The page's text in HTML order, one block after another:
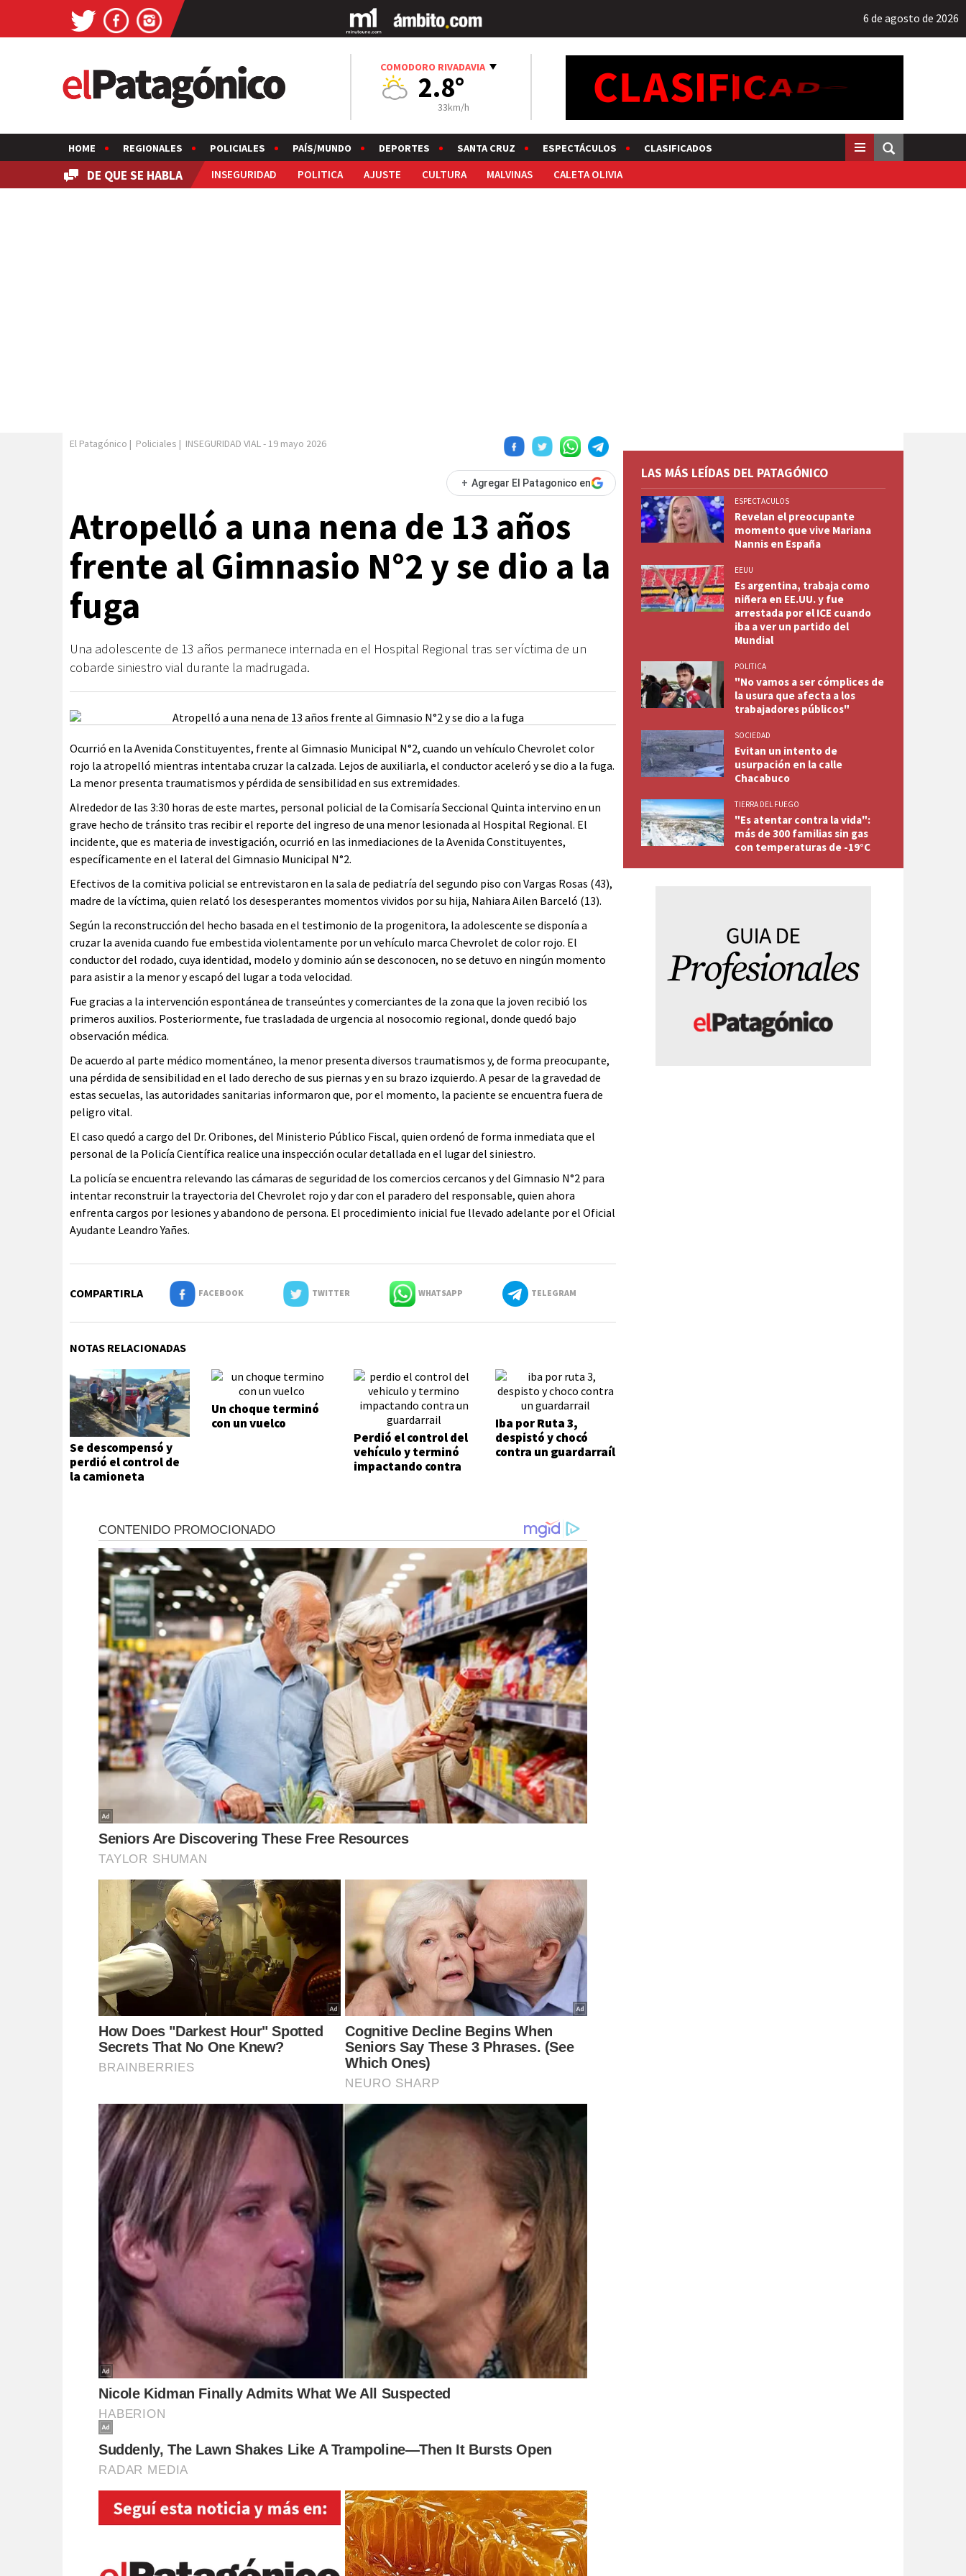
6 de agosto de 2026
COMODORO RIVADAVIA
2.8°
33km/h
HOME REGIONALES POLICIALES PAÍS/MUNDO DEPORTES SANTA CRUZ ESPECTÁCULOS CLASIFICADOS
DE QUE SE HABLA INSEGURIDAD POLITICA AJUSTE CULTURA MALVINAS CALETA OLIVIA
El Patagónico | Policiales | INSEGURIDAD VIAL- 19 mayo 2026
+ Agregar El Patagonico en
Atropelló a una nena de 13 años
frente al Gimnasio N°2 y se dio a la
fuga
Una adolescente de 13 años permanece internada en el Hospital Regional tras ser víctima de un
cobarde siniestro vial durante la madrugada.
Ocurrió en la Avenida Constituyentes, frente al Gimnasio Municipal N°2, cuando un vehículo Chevrolet color
rojo la atropelló mientras intentaba cruzar la calzada. Lejos de auxiliarla, el conductor aceleró y se dio a la fuga.
La menor presenta traumatismos y pérdida de sensibilidad en sus extremidades.
Alrededor de las 3:30 horas de este martes, personal policial de la Comisaría Seccional Quinta intervino en un
grave hecho de tránsito tras recibir el reporte del ingreso de una menor lesionada al Hospital Regional. El
incidente, que es materia de investigación, ocurrió en las inmediaciones de la Avenida Constituyentes,
específicamente en el lateral del Gimnasio Municipal N°2.
Efectivos de la comitiva policial se entrevistaron en la sala de pediatría del segundo piso con Vargas Rosas (43),
madre de la víctima, quien relató los desesperantes momentos vividos por su hija, Nahiara Ailen Barceló (13).
Según la reconstrucción del hecho basada en el testimonio de la progenitora, la adolescente se disponía a
cruzar la avenida cuando fue embestida violentamente por un vehículo marca Chevrolet de color rojo. El
conductor del rodado, cuya identidad, modelo y dominio aún se desconocen, no se detuvo en ningún momento
para asistir a la menor y escapó del lugar a toda velocidad.
Fue gracias a la intervención espontánea de transeúntes y comerciantes de la zona que la joven recibió los
primeros auxilios. Posteriormente, fue trasladada de urgencia al nosocomio regional, donde quedó bajo
observación médica.
De acuerdo al parte médico momentáneo, la menor presenta diversos traumatismos y, de forma preocupante,
una pérdida de sensibilidad en el lado derecho de sus piernas y en su brazo izquierdo. A pesar de la gravedad de
estas secuelas, las autoridades sanitarias informaron que, por el momento, la paciente se encuentra fuera de
peligro vital.
El caso quedó a cargo del Dr. Oribones, del Ministerio Público Fiscal, quien ordenó de forma inmediata que el
personal de la Policía Científica realice una inspección ocular detallada en el lugar del siniestro.
La policía se encuentra relevando las cámaras de seguridad de los comercios cercanos y del Gimnasio N°2 para
intentar reconstruir la trayectoria del Chevrolet rojo y dar con el paradero del responsable, quien ahora
enfrenta cargos por lesiones y abandono de persona. El procedimiento inicial fue llevado adelante por el Oficial
Ayudante Leandro Yañes.
COMPARTIRLA FACEBOOK TWITTER WHATSAPP TELEGRAM
NOTAS RELACIONADAS
Se descompensó y
perdió el control de
la camioneta
Un choque terminó
con un vuelco
Perdió el control del
vehículo y terminó
impactando contra
Iba por Ruta 3,
despistó y chocó
contra un guardarraíl
LAS MÁS LEÍDAS DEL PATAGÓNICO
ESPECTACULOS
Revelan el preocupante
momento que vive Mariana
Nannis en España
EEUU
Es argentina, trabaja como
niñera en EE.UU. y fue
arrestada por el ICE cuando
iba a ver un partido del
Mundial
POLITICA
"No vamos a ser cómplices de
la usura que afecta a los
trabajadores públicos"
SOCIEDAD
Evitan un intento de
usurpación en la calle
Chacabuco
TIERRA DEL FUEGO
"Es atentar contra la vida":
más de 300 familias sin gas
con temperaturas de -19°C